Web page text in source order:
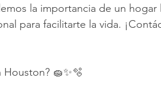
la importancia de un hogar
para facilitarte la vida.
🧽✨🫧